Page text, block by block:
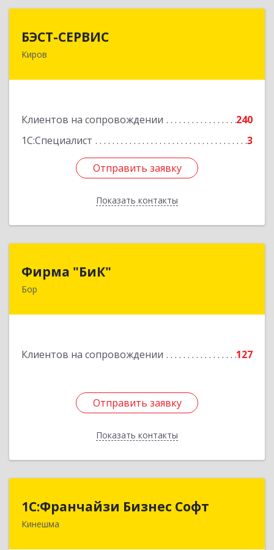
БЭСТ-СЕРВИС
Киров
Клиентов на сопровождении
240
1С:Специалист
3
Отправить заявку
Показать контакты
Отправить заявку
Назад
Фирма "БиК"
Бор
Клиентов на сопровождении 127
Отправить заявку
Показать контакты
606440, Нижегородская обл, Бор г, Советская
Отправить заявку
Назад
1С:Франчайзи Бизнес Софт
Кинешма
1С:Франчайзи Бизнес Софт
155800, Ивановская обл, Кинешма г, Жуковская